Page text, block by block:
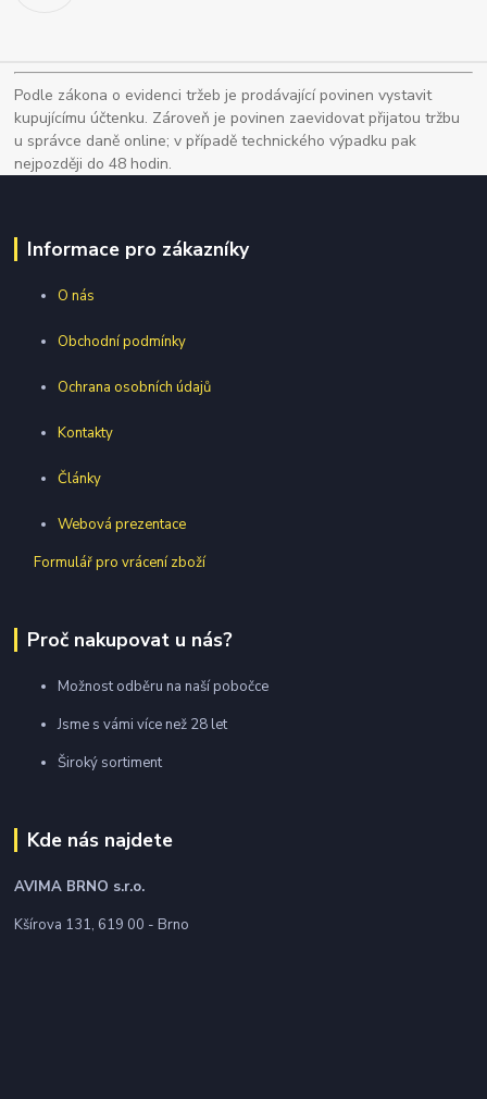
Podle zákona o evidenci tržeb je prodávající povinen vystavit
kupujícímu účtenku. Zároveň je povinen zaevidovat přijatou tržbu
u správce daně online; v případě technického výpadku pak
nejpozději do 48 hodin.
Informace pro zákazníky
O nás
Obchodní podmínky
Ochrana osobních údajů
Kontakty
Články
Webová prezentace
Formulář pro vrácení zboží
Proč nakupovat u nás?
Možnost odběru na naší pobočce
Jsme s vámi více než 28 let
Široký sortiment
Kde nás najdete
AVIMA BRNO s.r.o.
Kšírova 131, 619 00 - Brno